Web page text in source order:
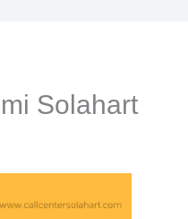
Solahart